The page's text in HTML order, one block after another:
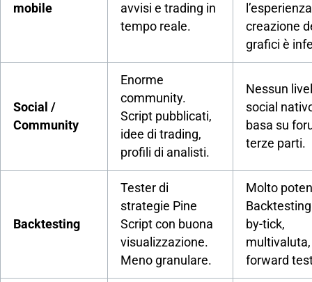
mobile
avvisi e trading in
tempo reale.
creazione
grafici è
Social /
Community
Enorme
community.
Script pubblicati,
idee di trading,
profili di analisti.
Nessun
social
basa su
terze parti.
Backtesting
Tester di
strategie Pine
Script con buona
visualizzazione.
Meno granulare.
Molto
by-tick,
multivaluta,
forward